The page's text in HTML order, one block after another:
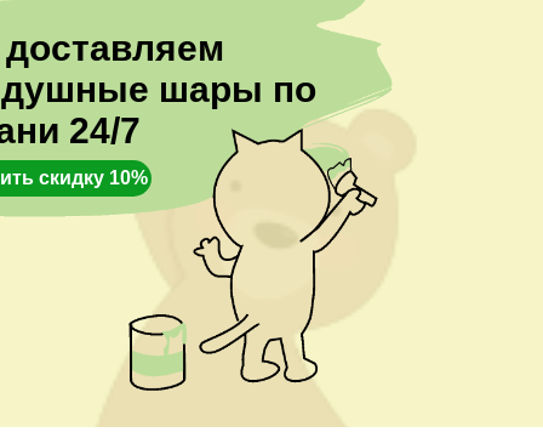
шары по
24/7
скидку 10%